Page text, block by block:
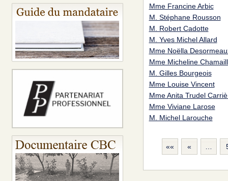
Mme Francine Arbic
M. Stéphane Rousson
M. Robert Cadotte
M. Yves Michel Allard
Mme Noëlla
Mme Micheline
M. Gilles Bourgeois
Mme Louise Vincent
Mme Anita Trudel
Mme Viviane Larose
M. Michel Larouche
«« «